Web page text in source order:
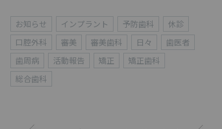
お知らせ インプラント 予防歯科
休診
口腔外科
審美 審美歯科 日々
歯医者
歯周病
活動報告 矯正
矯正歯科
総合歯科